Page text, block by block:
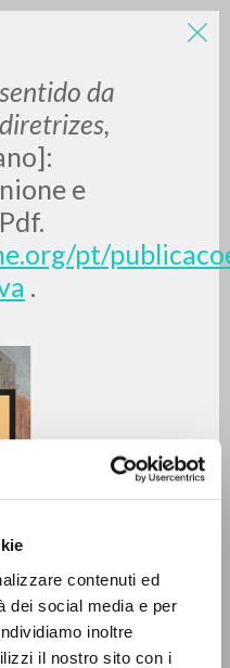
contenuti ed
dei social media e per
inoltre
il nostro sito con i
da
e
pt/
.
LUIGI
scritti
BÚSQUEDA AVANZADA »